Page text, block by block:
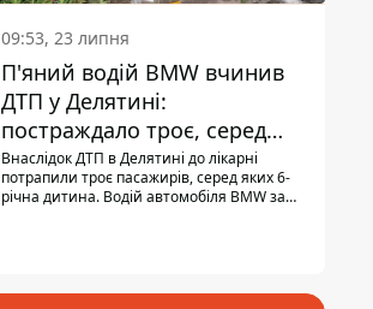
09:53, 23 липня
П'яний водій BMW вчинив
ДТП у Делятині:
постраждало троє, серед
них - дитина
Внаслідок ДТП в Делятині до лікарні
потрапили троє пасажирів, серед яких 6-
річна дитина. Водій автомобіля BMW за